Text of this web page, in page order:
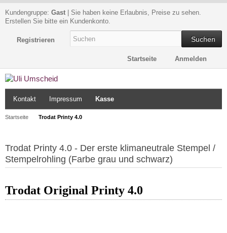
Kundengruppe: Gast | Sie haben keine Erlaubnis, Preise zu sehen.
Erstellen Sie bitte ein Kundenkonto.
Suchen
Registrieren
Anmelden
Startseite
Kontakt Impressum Kasse
Startseite Trodat Printy 4.0
Trodat Printy 4.0 - Der erste klimaneutrale Stempel /
Stempelrohling (Farbe grau und schwarz)
Trodat Original Printy 4.0